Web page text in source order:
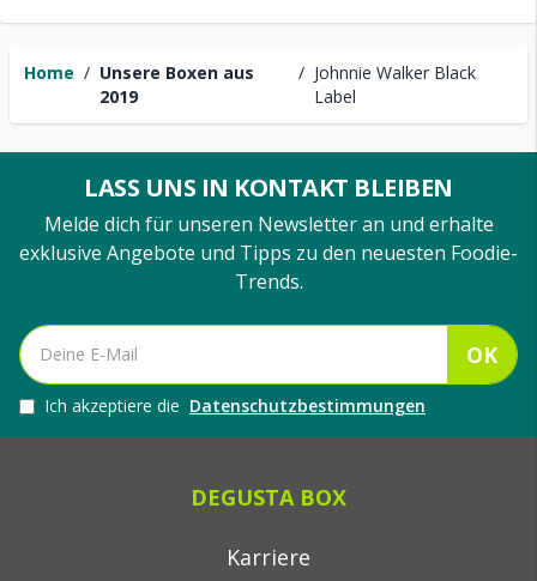
Home / Unsere Boxen aus
2019
/ Johnnie Walker Black
Label
LASS UNS IN KONTAKT BLEIBEN
Melde dich für unseren Newsletter an und erhalte
exklusive Angebote und Tipps zu den neuesten Foodie-
Trends.
OK
Ich akzeptiere die Datenschutzbestimmungen
DEGUSTA BOX
Karriere